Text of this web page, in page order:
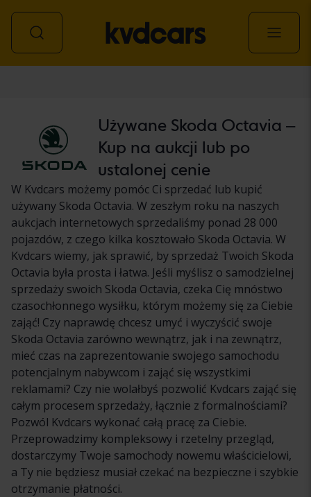
Używane Skoda Octavia –
Kup na aukcji lub po
ustalonej cenie
W Kvdcars możemy pomóc Ci sprzedać lub kupić
używany Skoda Octavia. W zeszłym roku na naszych
aukcjach internetowych sprzedaliśmy ponad 28 000
pojazdów, z czego kilka kosztowało Skoda Octavia. W
Kvdcars wiemy, jak sprawić, by sprzedaż Twoich Skoda
Octavia była prosta i łatwa. Jeśli myślisz o samodzielnej
sprzedaży swoich Skoda Octavia, czeka Cię mnóstwo
czasochłonnego wysiłku, którym możemy się za Ciebie
zająć! Czy naprawdę chcesz umyć i wyczyścić swoje
Skoda Octavia zarówno wewnątrz, jak i na zewnątrz,
mieć czas na zaprezentowanie swojego samochodu
potencjalnym nabywcom i zająć się wszystkimi
reklamami? Czy nie wolałbyś pozwolić Kvdcars zająć się
całym procesem sprzedaży, łącznie z formalnościami?
Pozwól Kvdcars wykonać całą pracę za Ciebie.
Przeprowadzimy kompleksowy i rzetelny przegląd,
dostarczymy Twoje samochody nowemu właścicielowi,
a Ty nie będziesz musiał czekać na bezpieczne i szybkie
otrzymanie płatności.